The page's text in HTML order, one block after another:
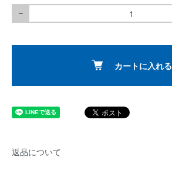
－
カートに入れる
返品について